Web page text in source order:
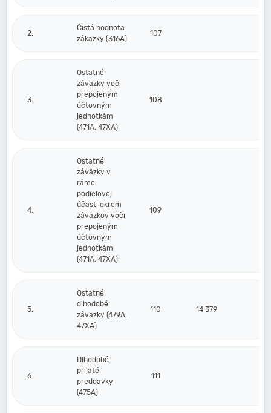
2.
Čistá hodnota
zákazky (316A)
107
3.
Ostatné
záväzky voči
prepojeným
účtovným
jednotkám
(471A, 47XA)
108
4.
Ostatné
záväzky v
rámci
podielovej
účasti okrem
záväzkov voči
prepojeným
účtovným
jednotkám
(471A, 47XA)
109
5.
Ostatné
dlhodobé
záväzky (479A,
47XA)
110 14 379
6.
Dlhodobé
prijaté
preddavky
(475A)
111